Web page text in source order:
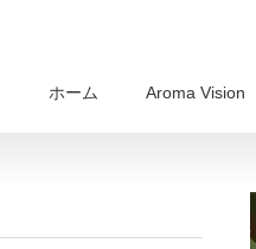
ホーム Aroma Vision